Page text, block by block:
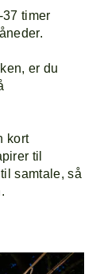
timer
er du
kort
til
samtale, så